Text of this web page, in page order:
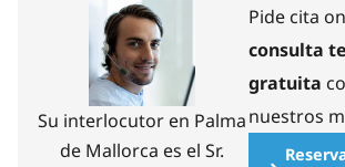
Pide cita
consulta
gratuita
nuestros
Su interlocutor en Palma
de Mallorca es el Sr.